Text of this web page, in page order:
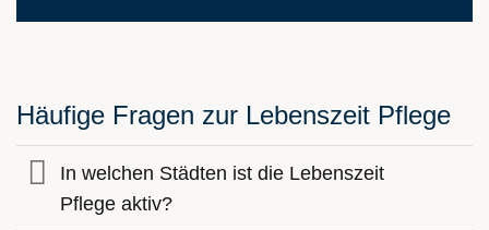
Häufige Fragen zur Lebenszeit Pflege
In welchen Städten ist die Lebenszeit
Pflege aktiv?